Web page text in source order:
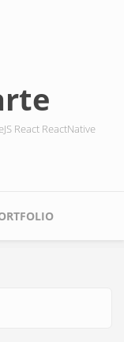
React ReactNative